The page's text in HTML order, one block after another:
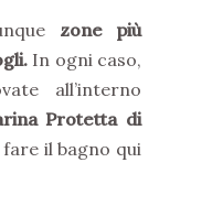
zone più
In ogni caso,
all’interno
Protetta di
il bagno qui